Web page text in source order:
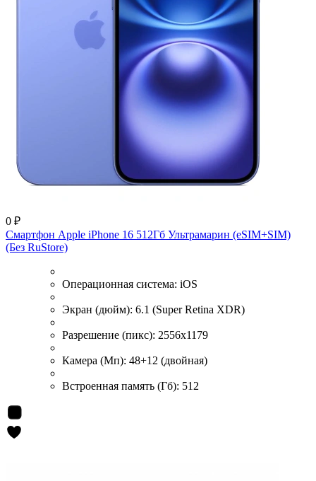
0 ₽
Смартфон Apple iPhone 16 512Гб Ультрамарин (eSIM+SIM)
(Без RuStore)
Операционная система: iOS
Экран (дюйм): 6.1 (Super Retina XDR)
Разрешение (пикс): 2556x1179
Камера (Мп): 48+12 (двойная)
Встроенная память (Гб): 512